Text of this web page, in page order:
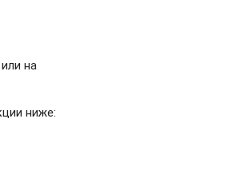
на
ниже: